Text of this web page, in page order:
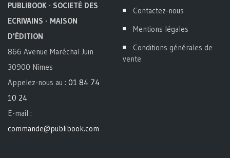
PUBLIBOOK - SOCIETÉ DES
ECRIVAINS - MAISON
D'ÉDITION
866 Avenue Maréchal Juin
30900 Nîmes
Appelez-nous au : 01 84 74
10 24
E-mail :
commande@publibook.com
Contactez-nous
Mentions légales
Conditions générales de
vente